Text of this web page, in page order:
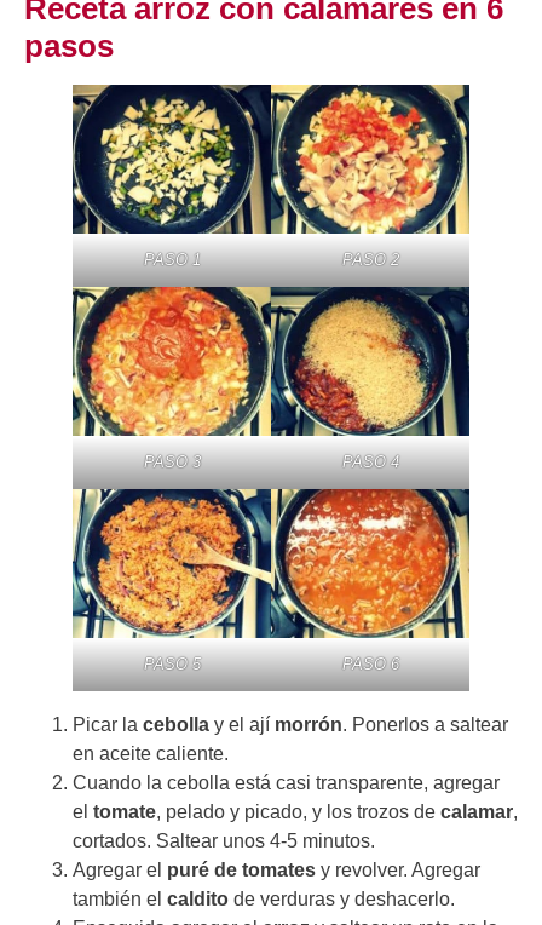
Receta arroz con calamares en 6
pasos
PASO 1 PASO 2
PASO 3 PASO 4
PASO 5 PASO 6
Picar la cebolla y el ají morrón. Ponerlos a saltear
en aceite caliente.
Cuando la cebolla está casi transparente, agregar
el tomate, pelado y picado, y los trozos de calamar,
cortados. Saltear unos 4-5 minutos.
Agregar el puré de tomates y revolver. Agregar
también el caldito de verduras y deshacerlo.